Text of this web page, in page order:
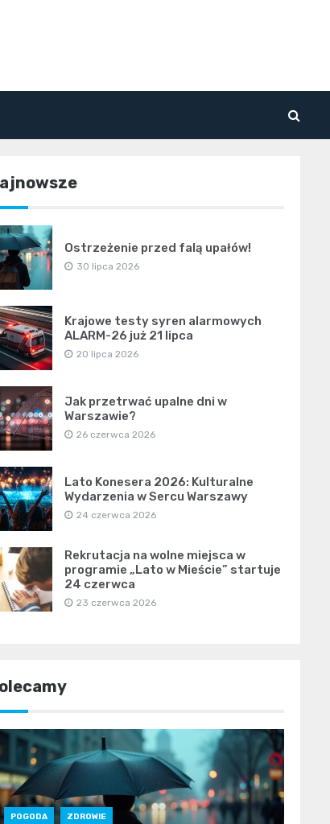
Ostrzeżenie przed falą upałów!
30 lipca 2026
Krajowe testy syren alarmowych
ALARM-26 już 21 lipca
20 lipca 2026
Jak przetrwać upalne dni w
Warszawie?
26 czerwca 2026
Lato Konesera 2026: Kulturalne
Wydarzenia w Sercu Warszawy
24 czerwca 2026
Rekrutacja na wolne miejsca w
programie „Lato w Mieście” startuje
24 czerwca
23 czerwca 2026
POGODA ZDROWIE